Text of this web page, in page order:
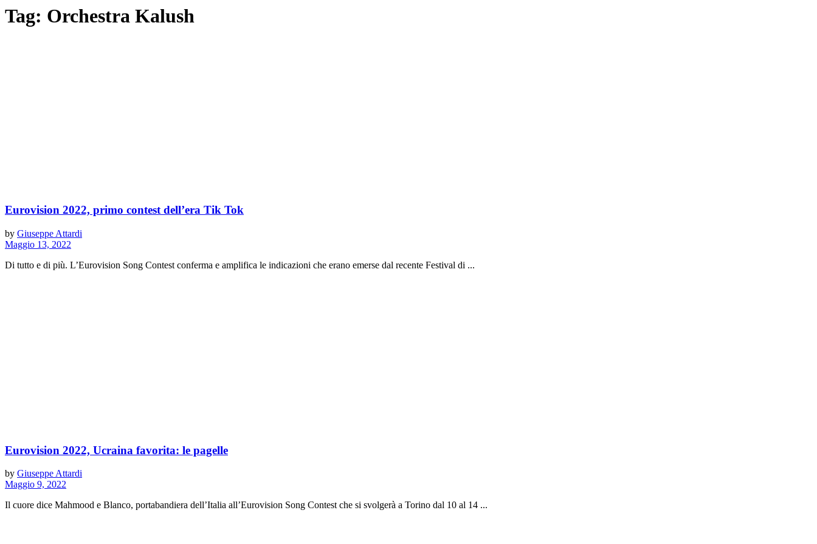
Tag: Orchestra Kalush
Eurovision 2022, primo contest dell’era Tik Tok
by Giuseppe Attardi
Maggio 13, 2022
Di tutto e di più. L’Eurovision Song Contest conferma e amplifica le indicazioni che erano emerse dal recente Festival di ...
Eurovision 2022, Ucraina favorita: le pagelle
by Giuseppe Attardi
Maggio 9, 2022
Il cuore dice Mahmood e Blanco, portabandiera dell’Italia all’Eurovision Song Contest che si svolgerà a Torino dal 10 al 14 ...